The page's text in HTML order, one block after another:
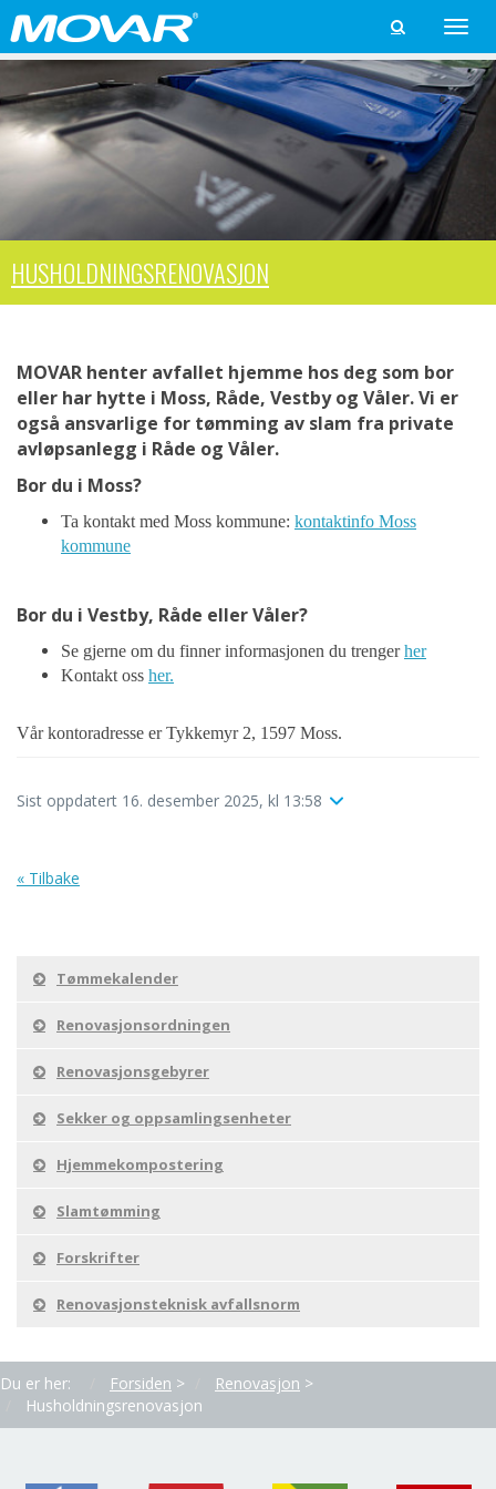
Toggle

HUSHOLDNINGSRENOVASJON
MOVAR henter avfallet hjemme hos deg som bor
eller har hytte i Moss, Råde, Vestby og Våler. Vi er
også ansvarlige for tømming av slam fra private
avløpsanlegg i Råde og Våler.
Bor du i Moss?
Ta kontakt med Moss kommune: kontaktinfo Moss
kommune
Bor du i Vestby, Råde eller Våler?
Se gjerne om du finner informasjonen du trengerher
Kontakt oss her.
Vår kontoradresse er Tykkemyr 2, 1597 Moss.
Sist oppdatert 16. desember 2025, kl 13:58
« Tilbake
Tømmekalender
Renovasjonsordningen
Renovasjonsgebyrer
Sekker og oppsamlingsenheter
Hjemmekompostering
Slamtømming
Forskrifter
Renovasjonsteknisk avfallsnorm
Du er her: Forsiden > Renovasjon >
Husholdningsrenovasjon